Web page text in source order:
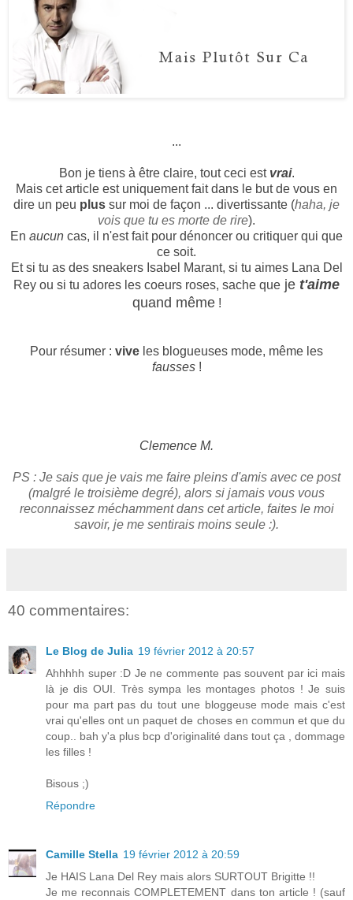
...
Bon je tiens à être claire, tout ceci est vrai.
Mais cet article est uniquement fait dans le but de vous en
dire un peu plus sur moi de façon ... divertissante (haha, je
vois que tu es morte de rire).
En aucun cas, il n'est fait pour dénoncer ou critiquer qui que
ce soit.
Et si tu as des sneakers Isabel Marant, si tu aimes Lana Del
Rey ou si tu adores les coeurs roses, sache que je t'aime
quand même!
Pour résumer : vive les blogueuses mode, même les
fausses!
Clemence M.
PS : Je sais que je vais me faire pleins d'amis avec ce post
(malgré le troisième degré), alors si jamais vous vous
reconnaissez méchamment dans cet article, faites le moi
savoir, je me sentirais moins seule :).
40 commentaires:
Le Blog de Julia 19 février 2012 à 20:57
Ahhhhh super :D Je ne commente pas souvent par ici mais
là je dis OUI. Très sympa les montages photos ! Je suis
pour ma part pas du tout une bloggeuse mode mais c'est
vrai qu'elles ont un paquet de choses en commun et que du
coup.. bah y'a plus bcp d'originalité dans tout ça , dommage
les filles !
Bisous ;)
Répondre
Camille Stella 19 février 2012 à 20:59
Je HAIS Lana Del Rey mais alors SURTOUT Brigitte !!
Je me reconnais COMPLETEMENT dans ton article ! (sauf